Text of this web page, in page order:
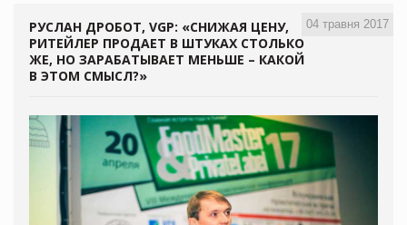
04 травня 2017
РУСЛАН ДРОБОТ, VGP: «СНИЖАЯ ЦЕНУ,
РИТЕЙЛЕР ПРОДАЕТ В ШТУКАХ СТОЛЬКО
ЖЕ, НО ЗАРАБАТЫВАЕТ МЕНЬШЕ – КАКОЙ
В ЭТОМ СМЫСЛ?»